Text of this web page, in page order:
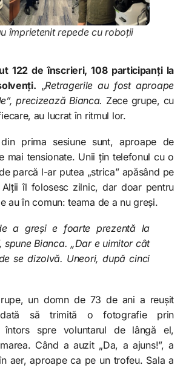
împrietenit repede cu roboții
122 de înscrieri, 108 participanți la
„Retragerile au fost aproape
precizează Bianca. Zece grupe, cu
au lucrat în ritmul lor.
prima sesiune sunt, aproape de
mai tensionate. Unii țin telefonul cu o
parcă l-ar putea „strica” apăsând pe
îl folosesc zilnic, dar doar pentru
au în comun: teama de a nu greși.
a greși e foarte prezentă la
spune Bianca. „Dar e uimitor cât
se dizolvă. Uneori, după cinci
un domn de 73 de ani a reușit
să trimită o fotografie prin
întors spre voluntarul de lângă el,
Când a auzit „Da, a ajuns!”, a
aer, aproape ca pe un trofeu. Sala a